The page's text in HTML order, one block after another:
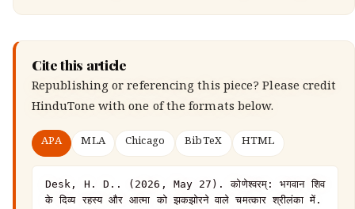
Cite this article
Republishing or referencing this piece? Please credit
HinduTone with one of the formats below.
APA MLA Chicago BibTeX HTML
Desk, H. D.. (2026, May 27). कोणेश्वरम्: भगवान शिव
के दिव्य रहस्य और आत्मा को झकझोरने वाले चमत्कार श्रीलंका में.